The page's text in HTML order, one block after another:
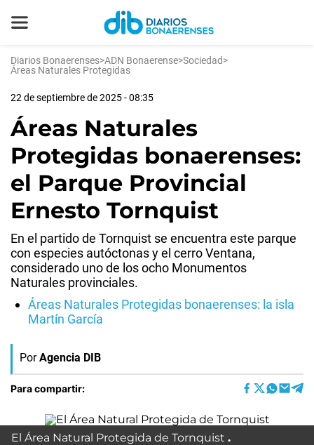
Diarios Bonaerenses>ADN Bonaerense>Sociedad>
Áreas Naturales Protegidas
22 de septiembre de 2025 - 08:35
Áreas Naturales
Protegidas bonaerenses:
el Parque Provincial
Ernesto Tornquist
En el partido de Tornquist se encuentra este parque
con especies autóctonas y el cerro Ventana,
considerado uno de los ocho Monumentos
Naturales provinciales.
Áreas Naturales Protegidas bonaerenses: la isla
Martín García
Por Agencia DIB
Para compartir:
El Área Natural Protegida de Tornquist